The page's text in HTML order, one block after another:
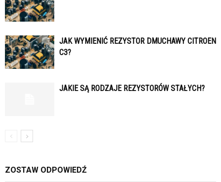
JAK WYMIENIĆ REZYSTOR DMUCHAWY CITROEN
C3?
JAKIE SĄ RODZAJE REZYSTORÓW STAŁYCH?
ZOSTAW ODPOWIEDŹ